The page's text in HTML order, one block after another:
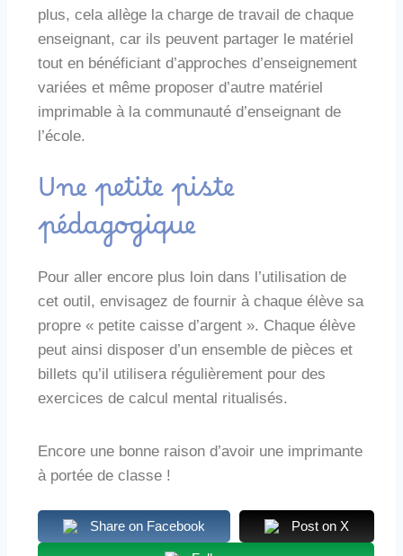
plus, cela allège la charge de travail de chaque
enseignant, car ils peuvent partager le matériel
tout en bénéficiant d’approches d’enseignement
variées et même proposer d’autre matériel
imprimable à la communauté d’enseignant de
l’école.
Une petite piste
pédagogique
Pour aller encore plus loin dans l’utilisation de
cet outil, envisagez de fournir à chaque élève sa
propre « petite caisse d’argent ». Chaque élève
peut ainsi disposer d’un ensemble de pièces et
billets qu’il utilisera régulièrement pour des
exercices de calcul mental ritualisés.
Encore une bonne raison d’avoir une imprimante
à portée de classe !
Share on Facebook Post on X